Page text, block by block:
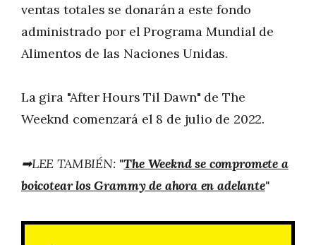
ventas totales se donarán a este fondo
administrado por el Programa Mundial de
Alimentos de las Naciones Unidas.
La gira "After Hours Til Dawn" de The
Weeknd comenzará el 8 de julio de 2022.
➡LEE TAMBIÉN: "The Weeknd se compromete a
boicotear los Grammy de ahora en adelante"